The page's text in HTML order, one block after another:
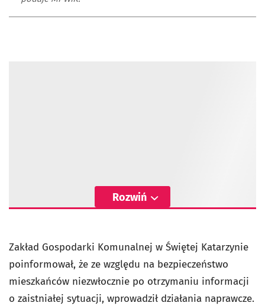
Rozwiń
Zakład Gospodarki Komunalnej w Świętej Katarzynie
poinformował, że ze względu na bezpieczeństwo
mieszkańców niezwłocznie po otrzymaniu informacji
o zaistniałej sytuacji, wprowadził działania naprawcze.